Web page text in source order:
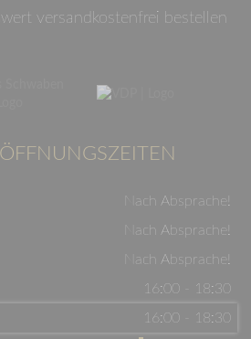
versandkostenfrei bestellen
Nach Absprache!
Nach Absprache!
Nach Absprache!
16:00 - 18:30
16:00 - 18:30